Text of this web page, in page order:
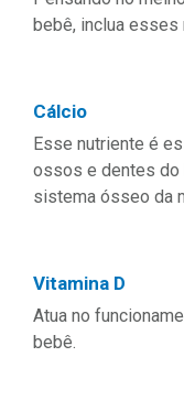
bebê, inclua esses
Cálcio
Esse nutriente é
ossos e dentes do
sistema ósseo da
Vitamina D
Atua no
bebê.